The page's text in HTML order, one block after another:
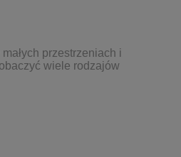
przestrzeniach i
wiele rodzajów